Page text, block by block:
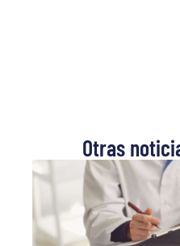
Otras